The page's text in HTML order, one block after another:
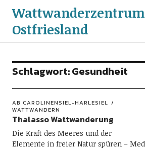
Wattwanderzentrum
Ostfriesland
Schlagwort:Gesundheit
AB CAROLINENSIEL-HARLESIEL
WATTWANDERN
Thalasso Wattwanderung
Die Kraft des Meeres und der
Elemente in freier Natur spüren –